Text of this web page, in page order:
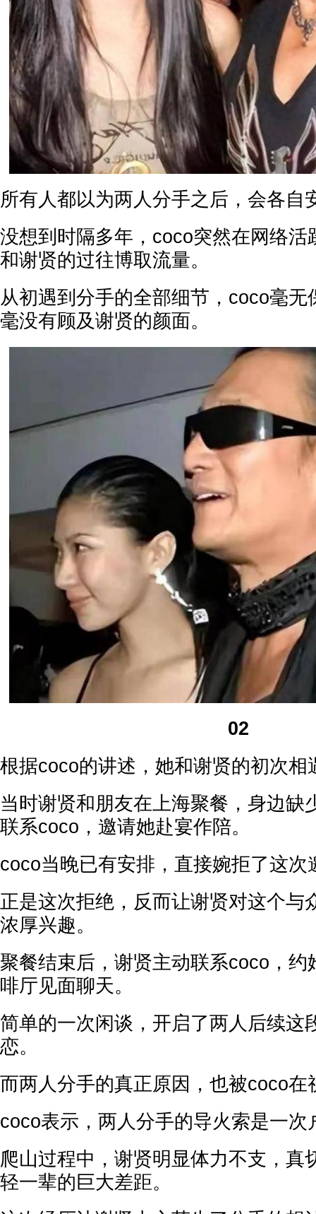
所有人都以为两人分手之后，会各自
没想到时隔多年，coco突然在网络活
和谢贤的过往博取流量。
从初遇到分手的全部细节，coco毫无
毫没有顾及谢贤的颜面。
02
根据coco的讲述，她和谢贤的初次相
当时谢贤和朋友在上海聚餐，身边缺
联系coco，邀请她赴宴作陪。
coco当晚已有安排，直接婉拒了这次
正是这次拒绝，反而让谢贤对这个与
浓厚兴趣。
聚餐结束后，谢贤主动联系coco，约
啡厅见面聊天。
简单的一次闲谈，开启了两人后续这
恋。
而两人分手的真正原因，也被coco在
coco表示，两人分手的导火索是一次
爬山过程中，谢贤明显体力不支，真
轻一辈的巨大差距。